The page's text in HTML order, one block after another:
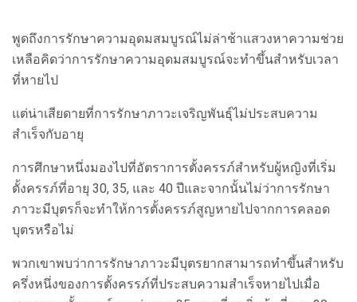
พูดถึงการรักษาความอุดมสมบูรณ์ไม่ล่าช้าแสวงหาความช่วย
เหลือคิดว่าการรักษาความอุดมสมบูรณ์จะทำขึ้นสำหรับเวลา
ที่หายไป
แต่น่าเสียดายที่การรักษาภาวะเจริญพันธุ์ไม่ประสบความ
สำเร็จกับอายุ
การศึกษาหนึ่งมองไปที่อัตราการตั้งครรภ์สำหรับผู้หญิงที่เริ่ม
ตั้งครรภ์ที่อายุ 30, 35, และ 40 ปีและจากนั้นไม่ว่าการรักษา
ภาวะมีบุตรก็จะทำให้การตั้งครรภ์สูญหายไปจากการคลอด
บุตรหรือไม่
พวกเขาพบว่าการรักษาภาวะมีบุตรยากสามารถทำขึ้นสำหรับ
ครึ่งหนึ่งของการตั้งครรภ์ที่ประสบความสำเร็จหายไปเมื่อ